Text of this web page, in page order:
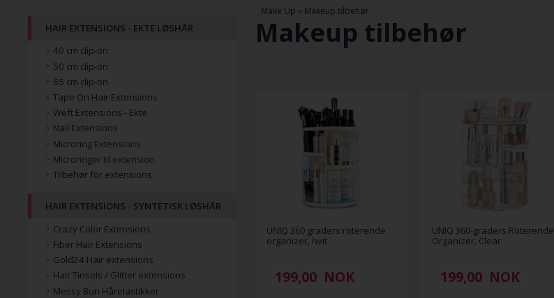
Make Up » Makeup tilbehør
Makeup tilbehør
UNIQ 360 graders roterende
organizer, hvit
199,00 NOK
UNIQ 360-graders Roterende
Organizer, Clear
199,00 NOK
HAIR EXTENSIONS - EKTE LØSHÅR
40 cm clip-on
50 cm clip-on
65 cm clip-on
Tape On Hair Extensions
Weft Extensions - Ekte
Nail Extensions
Microring Extensions
Microringer til extension
Tilbehør for extensions
HAIR EXTENSIONS - SYNTETISK LØSHÅR
Crazy Color Extensions
Fiber Hair Extensions
Gold24 Hair extensions
Hair Tinsels / Glitter extensions
Messy Bun Hårelastikker